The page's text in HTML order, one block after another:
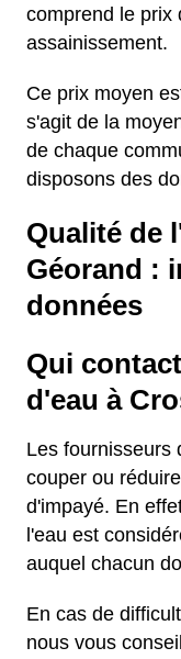
comprend le prix
assainissement.
Ce prix moyen
s'agit de la
de chaque
disposons des
Qualité de
Géorand :
données
Qui
d'eau à
Les fournisseurs
couper ou
d'impayé. En
l'eau est
auquel chacun
En cas de
nous vous